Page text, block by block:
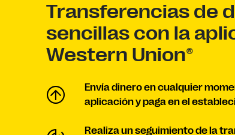
Transferencias de
sencillas con la
Western Union®
Envía dinero en cualquier
aplicación y paga en el
Realiza un seguimiento de la